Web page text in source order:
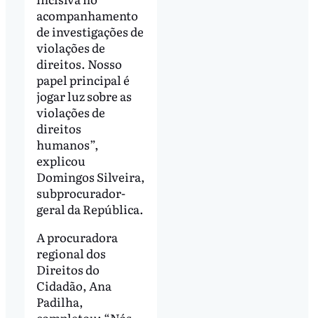
acompanhamento
de investigações de
violações de
direitos. Nosso
papel principal é
jogar luz sobre as
violações de
direitos
humanos”,
explicou
Domingos Silveira,
subprocurador-
geral da República.
A procuradora
regional dos
Direitos do
Cidadão, Ana
Padilha,